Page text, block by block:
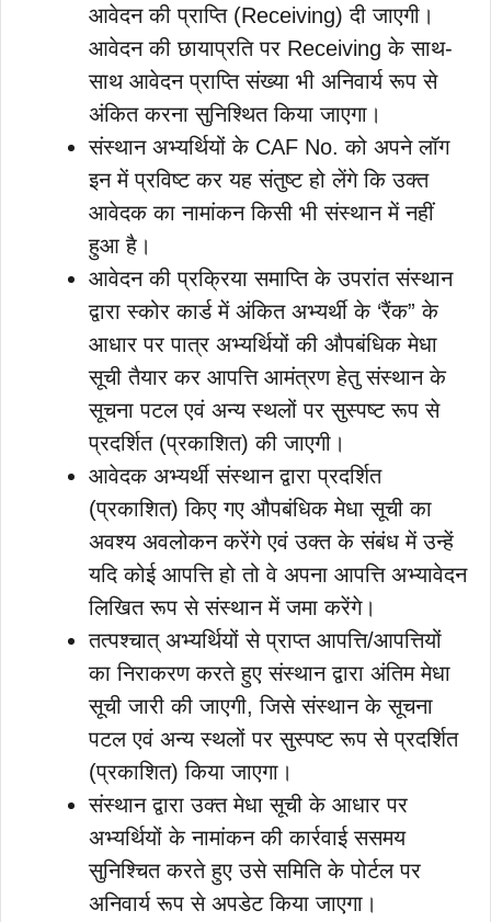
आवेदन की प्राप्ति (Receiving) दी जाएगी।
आवेदन की छायाप्रति पर Receiving के साथ-
साथ आवेदन प्राप्ति संख्या भी अनिवार्य रूप से
अंकित करना सुनिश्थित किया जाएगा।
संस्थान अभ्यर्थियों के CAF No. को अपने लॉग
इन में प्रविष्ट कर यह संतुष्ट हो लेंगे कि उक्त
आवेदक का नामांकन किसी भी संस्थान में नहीं
हुआ है।
आवेदन की प्रक्रिया समाप्ति के उपरांत संस्थान
द्वारा स्कोर कार्ड में अंकित अभ्यर्थी के ‘रैंक” के
आधार पर पात्र अभ्यर्थियों की औपबंधिक मेधा
सूची तैयार कर आपत्ति आमंत्रण हेतु संस्थान के
सूचना पटल एवं अन्य स्थलों पर सुस्पष्ट रूप से
प्रदर्शित (प्रकाशित) की जाएगी।
आवेदक अभ्यर्थी संस्थान द्वारा प्रदर्शित
(प्रकाशित) किए गए औपबंधिक मेधा सूची का
अवश्य अवलोकन करेंगे एवं उक्त के संबंध में उन्हें
यदि कोई आपत्ति हो तो वे अपना आपत्ति अभ्यावेदन
लिखित रूप से संस्थान में जमा करेंगे।
तत्पश्चात् अभ्यर्थियों से प्राप्त आपत्ति/आपत्तियों
का निराकरण करते हुए संस्थान द्वारा अंतिम मेधा
सूची जारी की जाएगी, जिसे संस्थान के सूचना
पटल एवं अन्य स्थलों पर सुस्पष्ट रूप से प्रदर्शित
(प्रकाशित) किया जाएगा।
संस्थान द्वारा उक्त मेधा सूची के आधार पर
अभ्यर्थियों के नामांकन की कार्रवाई ससमय
सुनिश्चित करते हुए उसे समिति के पोर्टल पर
अनिवार्य रूप से अपडेट किया जाएगा।